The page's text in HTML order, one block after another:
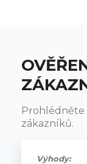
Prohlédněte
zákazníků.
Výhody: